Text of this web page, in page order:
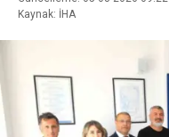
Kaynak: İHA